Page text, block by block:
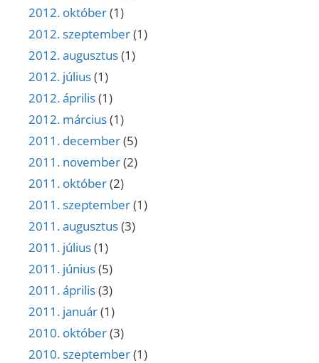
2012. október(1)
2012. szeptember(1)
2012. augusztus(1)
2012. július(1)
2012. április(1)
2012. március(1)
2011. december(5)
2011. november(2)
2011. október(2)
2011. szeptember(1)
2011. augusztus(3)
2011. július(1)
2011. június(5)
2011. április(3)
2011. január(1)
2010. október(3)
2010. szeptember(1)